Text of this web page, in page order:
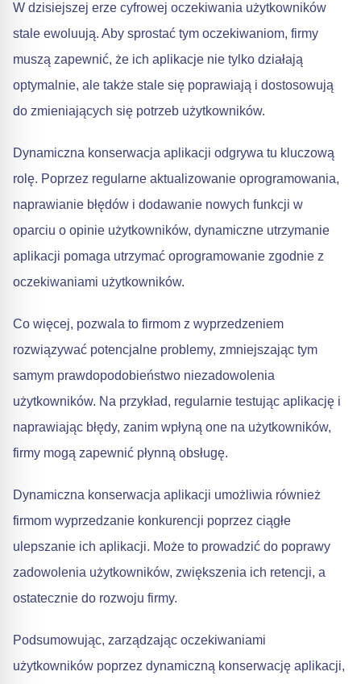
W dzisiejszej erze cyfrowej oczekiwania użytkowników
stale ewoluują. Aby sprostać tym oczekiwaniom, firmy
muszą zapewnić, że ich aplikacje nie tylko działają
optymalnie, ale także stale się poprawiają i dostosowują
do zmieniających się potrzeb użytkowników.
Dynamiczna konserwacja aplikacji odgrywa tu kluczową
rolę. Poprzez regularne aktualizowanie oprogramowania,
naprawianie błędów i dodawanie nowych funkcji w
oparciu o opinie użytkowników, dynamiczne utrzymanie
aplikacji pomaga utrzymać oprogramowanie zgodnie z
oczekiwaniami użytkowników.
Co więcej, pozwala to firmom z wyprzedzeniem
rozwiązywać potencjalne problemy, zmniejszając tym
samym prawdopodobieństwo niezadowolenia
użytkowników. Na przykład, regularnie testując aplikację i
naprawiając błędy, zanim wpłyną one na użytkowników,
firmy mogą zapewnić płynną obsługę.
Dynamiczna konserwacja aplikacji umożliwia również
firmom wyprzedzanie konkurencji poprzez ciągłe
ulepszanie ich aplikacji. Może to prowadzić do poprawy
zadowolenia użytkowników, zwiększenia ich retencji, a
ostatecznie do rozwoju firmy.
Podsumowując, zarządzając oczekiwaniami
użytkowników poprzez dynamiczną konserwację aplikacji,